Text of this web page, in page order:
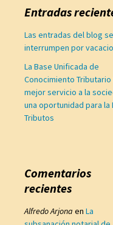
Entradas
Las entradas del blog se
interrumpen por
La Base Unificada de
Conocimiento Tributario
mejor servicio a la
una oportunidad para la
Tributos
Comentarios
recientes
Alfredo Arjona en La